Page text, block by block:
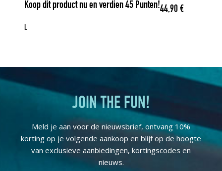
Koop dit product nu en verdien45 Punten!44,90€
L
JOIN THE FUN!
Meld je aan voor de nieuwsbrief, ontvang 10%
korting op je volgende aankoop en blijf op de hoogte
van exclusieve aanbiedingen, kortingscodes en
nieuws.